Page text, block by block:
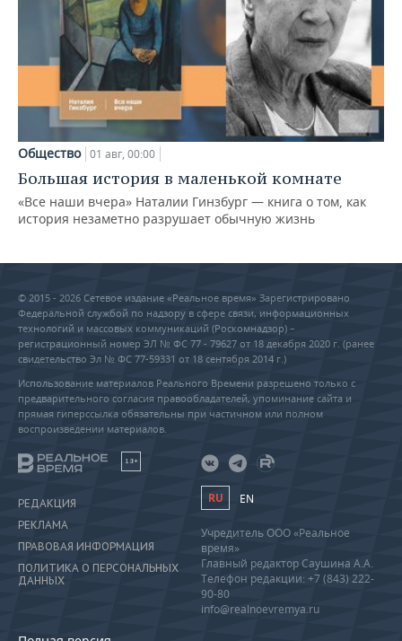
Общество 01 авг, 00:00
Большая история в маленькой комнате
«Все наши вчера» Наталии Гинзбург — книга о том, как
история незаметно разрушает обычную жизнь
© 2015 - 2026 Сетевое издание «Реальное время» Зарегистрировано
Федеральной службой по надзору в сфере связи, информационных
технологий и массовых коммуникаций (Роскомнадзор) –
регистрационный номер ЭЛ № ФС 77 - 79627 от 18 декабря 2020 г. (ранее
свидетельство Эл № ФС 77-59331 от 18 сентября 2014 г.)
Использование материалов Реального Времени разрешено только с
предварительного согласия правообладателей, упоминание сайта и
прямая гиперссылка обязательны при частичном или полном
воспроизведении материалов.
18+
РЕДАКЦИЯ
РЕКЛАМА
ПРАВОВАЯ ИНФОРМАЦИЯ
ПОЛИТИКА О ПЕРСОНАЛЬНЫХ
ДАННЫХ
RU EN
Учредитель ООО «Реальное
время»
Главный редактор Саушина А.А.
Телефон редакции: +7 (843) 222-
90-80
info@realnoevremya.ru